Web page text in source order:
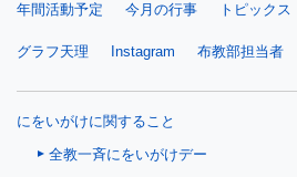
年間活動予定 今月の行事 トピックス
グラフ天理 Instagram 布教部担当者
にをいがけに関すること
全教一斉にをいがけデー